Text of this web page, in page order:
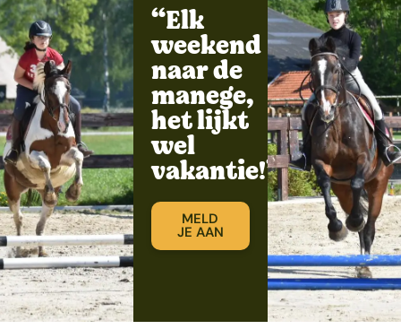
“Elk
weekend
naar de
manege,
het lijkt
wel
vakantie!”
MELD
JE AAN